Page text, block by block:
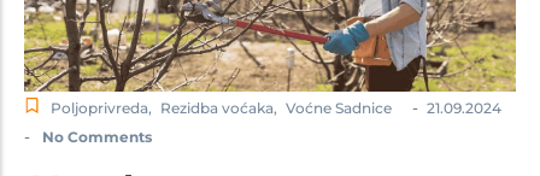
Poljoprivreda, Rezidba voćaka, Voćne Sadnice - 21.09.2024
- No Comments